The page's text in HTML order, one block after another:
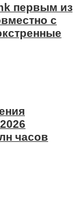
первым из
с
часов